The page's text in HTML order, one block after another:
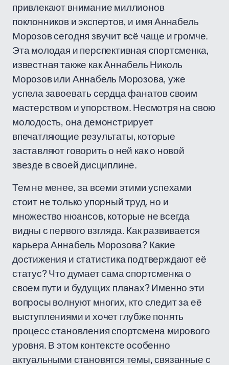
привлекают внимание миллионов
поклонников и экспертов, и имя Аннабель
Морозов сегодня звучит всё чаще и громче.
Эта молодая и перспективная спортсменка,
известная также как Аннабель Николь
Морозов или Аннабель Морозова, уже
успела завоевать сердца фанатов своим
мастерством и упорством. Несмотря на свою
молодость, она демонстрирует
впечатляющие результаты, которые
заставляют говорить о ней как о новой
звезде в своей дисциплине.
Тем не менее, за всеми этими успехами
стоит не только упорный труд, но и
множество нюансов, которые не всегда
видны с первого взгляда. Как развивается
карьера Аннабель Морозова? Какие
достижения и статистика подтверждают её
статус? Что думает сама спортсменка о
своем пути и будущих планах? Именно эти
вопросы волнуют многих, кто следит за её
выступлениями и хочет глубже понять
процесс становления спортсмена мирового
уровня. В этом контексте особенно
актуальными становятся темы, связанные с